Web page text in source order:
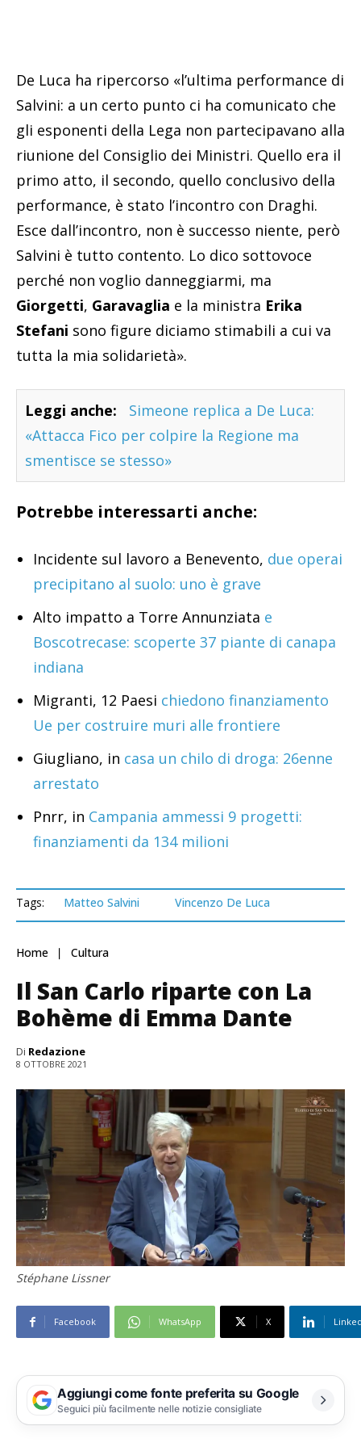
De Luca ha ripercorso «l’ultima performance di
Salvini: a un certo punto ci ha comunicato che
gli esponenti della Lega non partecipavano alla
riunione del Consiglio dei Ministri. Quello era il
primo atto, il secondo, quello conclusivo della
performance, è stato l’incontro con Draghi.
Esce dall’incontro, non è successo niente, però
Salvini è tutto contento. Lo dico sottovoce
perché non voglio danneggiarmi, ma
Giorgetti, Garavaglia e la ministra Erika
Stefani sono figure diciamo stimabili a cui va
tutta la mia solidarietà».
Leggi anche:
Simeone replica a De Luca:
«Attacca Fico per colpire la Regione ma
smentisce se stesso»
Potrebbe interessarti anche:
Incidente sul lavoro a Benevento, due operai
precipitano al suolo: uno è grave
Alto impatto a Torre Annunziata e
Boscotrecase: scoperte 37 piante di canapa
indiana
Migranti, 12 Paesi chiedono finanziamento
Ue per costruire muri alle frontiere
Giugliano, in casa un chilo di droga: 26enne
arrestato
Pnrr, in Campania ammessi 9 progetti:
finanziamenti da 134 milioni
Tags: Matteo Salvini Vincenzo De Luca
Home Cultura
Il San Carlo riparte con La
Bohème di Emma Dante
Di Redazione
8 OTTOBRE 2021
Stéphane Lissner
Facebook WhatsApp X
Aggiungi come fonte preferita su Google
Seguici più facilmente nelle notizie consigliate